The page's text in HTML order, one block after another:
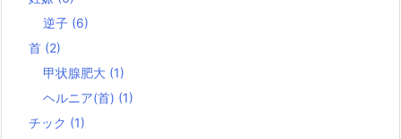
逆子 (6)
首 (2)
甲状腺肥大 (1)
ヘルニア(首) (1)
チック (1)